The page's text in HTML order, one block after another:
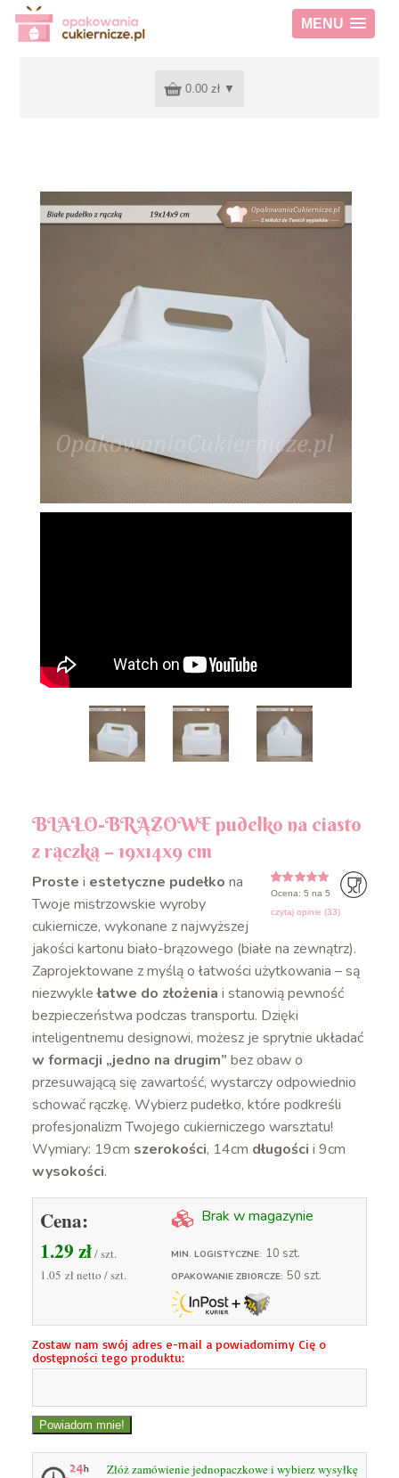
MENU
0.00 zł ▼
BIAŁO-BRĄZOWE pudełko na ciasto
z rączką – 19x14x9 cm
5z
5
na
oceny
33
Ocena: 5 na 5
czytaj opinie (33)
Proste i estetyczne pudełko na
Twoje mistrzowskie wyroby
cukiernicze, wykonane z najwyższej
jakości kartonu biało-brązowego (białe na zewnątrz).
Zaprojektowane z myślą o łatwości użytkowania – są
niezwyklełatwe do złożenia i stanowią pewność
bezpieczeństwa podczas transportu. Dzięki
inteligentnemu designowi, możesz je sprytnie układać
w formacji „jedno na drugim” bez obaw o
przesuwającą się zawartość, wystarczy odpowiednio
schować rączkę. Wybierz pudełko, które podkreśli
profesjonalizm Twojego cukierniczego warsztatu!
Wymiary: 19cm szerokości, 14cm długości i 9cm
wysokości.
Cena:
1.29zł/ szt.
1.05 złnetto / szt.
Brak w magazynie
MIN. LOGISTYCZNE: 10 szt.
OPAKOWANIE ZBIORCZE: 50 szt.
Zostaw nam swój adres e-mail a powiadomimy Cię o
dostępności tego produktu:
Złóż zamówienie jednopaczkowe i wybierz wysyłkę